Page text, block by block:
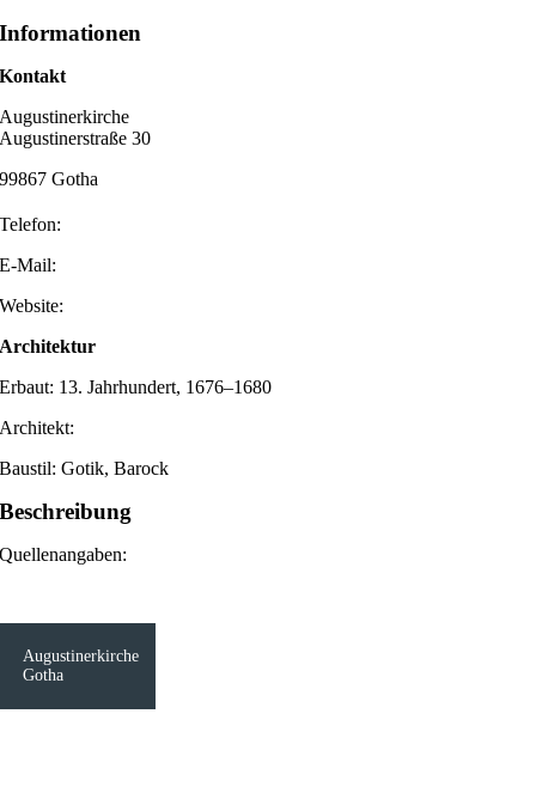
Informationen
Kontakt
Augustinerkirche
Augustinerstraße 30
99867 Gotha
Telefon:
E-Mail:
Website:
Architektur
Erbaut: 13. Jahrhundert, 1676–1680
Architekt:
Baustil: Gotik, Barock
Beschreibung
Quellenangaben:
Augustinerkirche
Gotha